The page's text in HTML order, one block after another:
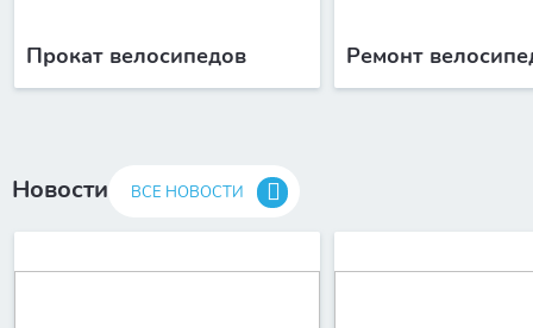
Прокат велосипедов Ремонт
Новости ВСЕ НОВОСТИ